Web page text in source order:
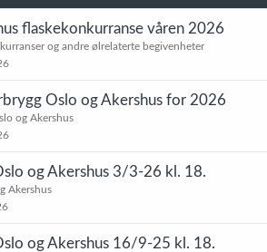
flaskekonkurranse våren 2026
og andre ølrelaterte begivenheter
Oslo og Akershus for 2026
og Akershus
og Akershus 3/3-26 kl. 18.
Akershus
og Akershus 16/9-25 kl. 18.